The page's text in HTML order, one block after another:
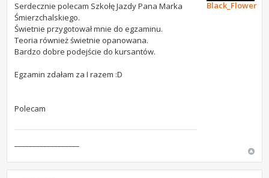
Serdecznie polecam Szkołę Jazdy Pana Marka
Śmierzchalskiego.
Świetnie przygotował mnie do egzaminu.
Teoria również świetnie opanowana.
Bardzo dobre podejście do kursantów.
Egzamin zdałam za I razem :D
Polecam
Black_Flower